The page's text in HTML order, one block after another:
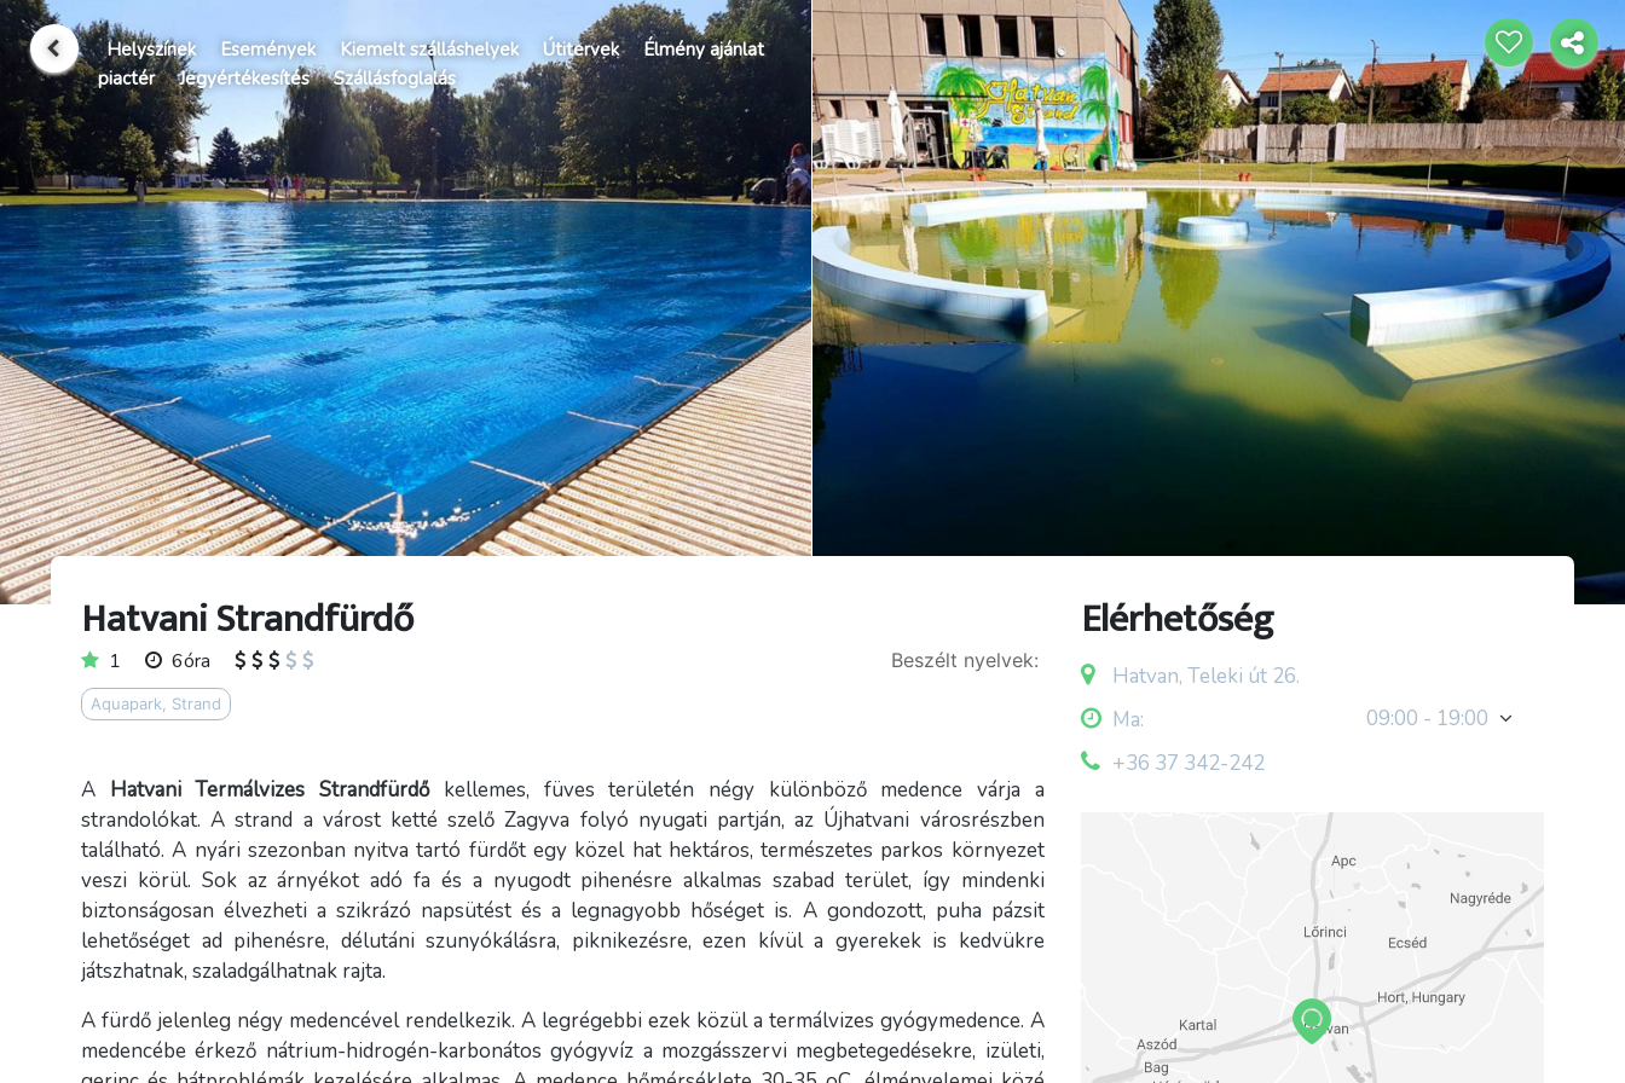
Helyszínek Események Kiemelt szálláshelyek Útitervek
Élmény ajánlat
piactér
Jegyértékesítés Szállásfoglalás
Hatvani Strandfürdő
1 6óra Beszélt nyelvek:
Aquapark, Strand
A Hatvani Termálvizes Strandfürdőkellemes, füves területén négy különböző medence várja a
strandolókat. A strand a várost ketté szelő Zagyva folyó nyugati partján, az Újhatvani városrészben
található. A nyári szezonban nyitva tartó fürdőt egy közel hat hektáros, természetes parkos környezet
veszi körül. Sok az árnyékot adó fa és a nyugodt pihenésre alkalmas szabad terület, így mindenki
biztonságosan élvezheti a szikrázó napsütést és a legnagyobb hőséget is. A gondozott, puha pázsit
lehetőséget ad pihenésre, délutáni szunyókálásra, piknikezésre, ezen kívül a gyerekek is kedvükre
játszhatnak, szaladgálhatnak rajta.
A fürdő jelenleg négy medencével rendelkezik. A legrégebbi ezek közül a termálvizes gyógymedence. A
medencébe érkező nátrium-hidrogén-karbonátos gyógyvíz a mozgásszervi megbetegedésekre, izületi,
Elérhetőség
Hatvan, Teleki út 26.
Ma:
09:00 - 19:00
+36 37 342-242